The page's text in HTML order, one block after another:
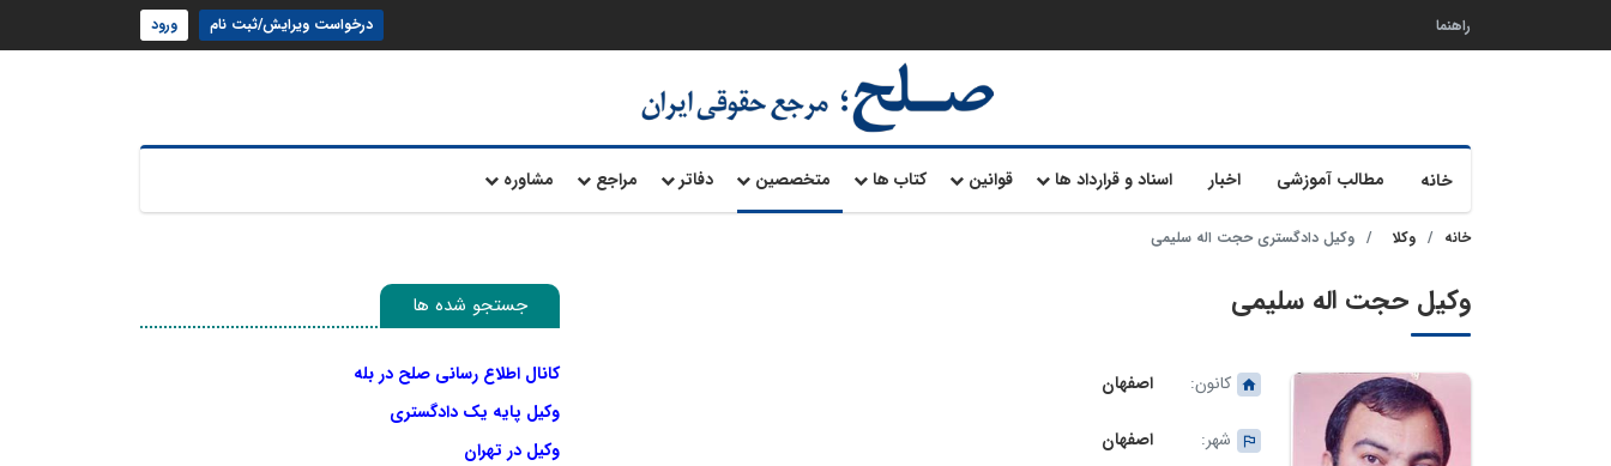
راهنما درخواست ویرایش/ثبت نام ورود
خانه مطالب آموزشی اخبار اسناد و قرارداد ها قوانین کتاب ها متخصصین دفاتر مراجع مشاوره
خانه وکلا وکیل دادگستری حجت اله سلیمی
وکیل حجت اله سلیمی
کانون: اصفهان
شهر: اصفهان
جستجو شده ها
کانال اطلاع رسانی صلح در بله
وکیل پایه یک دادگستری
وکیل در تهران